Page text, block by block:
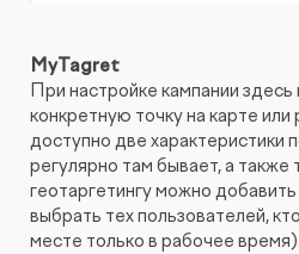
MyTagret
При настройке кампании
конкретную точку на карте
доступно две характеристики
регулярно там бывает, а также
геотаргетингу можно
выбрать тех пользователей,
месте только в рабочее время).